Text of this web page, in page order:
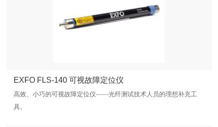
EXFO FLS-140 可视故障定位仪
高效、小巧的可视故障定位仪——光纤测试技术人员的理想补充工
具。